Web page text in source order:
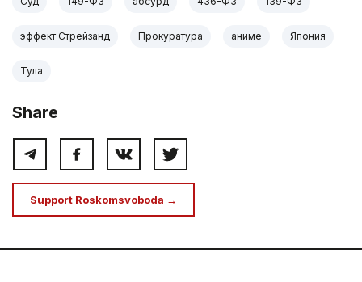
эффект Стрейзанд Прокуратура аниме Япония
Тула
Share
Support Roskomsvoboda →